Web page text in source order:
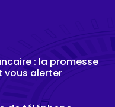
: la promesse
vous alerter